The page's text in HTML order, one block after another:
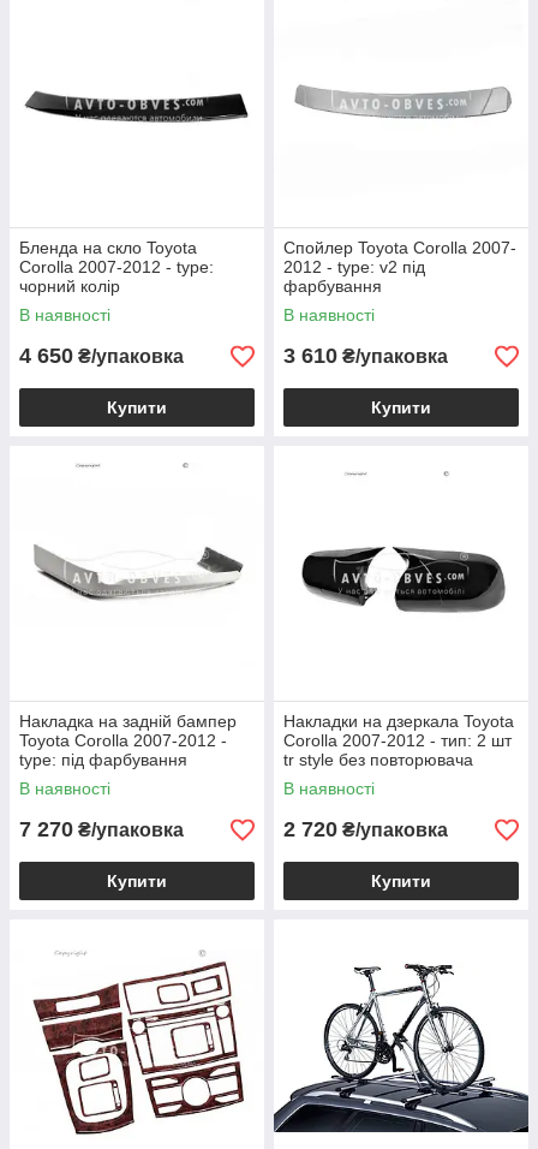
Бленда на скло Toyota
Corolla 2007-2012 - type:
чорний колір
В наявності
4 650 ₴/упаковка
Купити
Спойлер Toyota Corolla 2007-
2012 - type: v2 під
фарбування
В наявності
3 610 ₴/упаковка
Купити
Накладка на задній бампер
Toyota Corolla 2007-2012 -
type: під фарбування
В наявності
7 270 ₴/упаковка
Купити
Накладки на дзеркала Toyota
Corolla 2007-2012 - тип: 2 шт
tr style без повторювача
В наявності
2 720 ₴/упаковка
Купити